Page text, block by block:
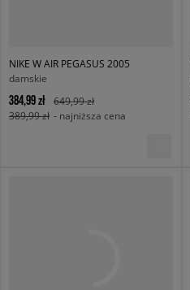
NIKE W AIR PEGASUS 2005
damskie
384,99 zł
649,99 zł
389,99 zł - najniższa cena